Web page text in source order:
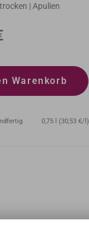
| Apulien
Warenkorb
0,75 l (30,53 €/l)